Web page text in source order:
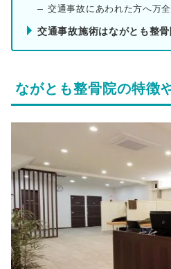
交通事故にあわれた方へ万
交通事故施術はながとも整
ながとも整骨院の特徴